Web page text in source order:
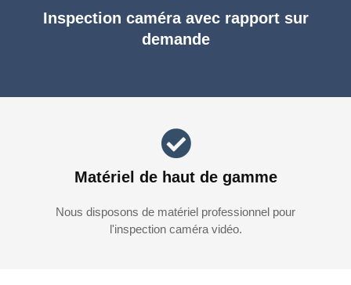
Inspection caméra avec rapport sur
demande
Matériel de haut de gamme
Nous disposons de matériel professionnel pour
l'inspection caméra vidéo.